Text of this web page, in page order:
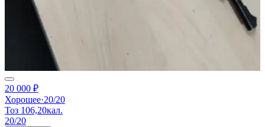
20 000 ₽
Хорошее·20/20
Тоз 106,20кал.
20/20